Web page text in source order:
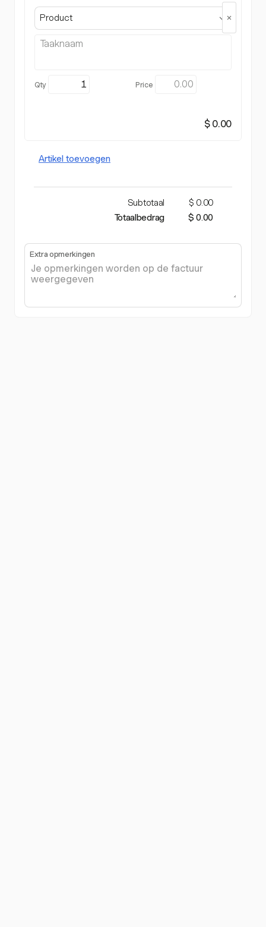
Product
$ 0.00
Artikel toevoegen
Subtotaal
$ 0.00
Totaalbedrag
$ 0.00
Extra opmerkingen